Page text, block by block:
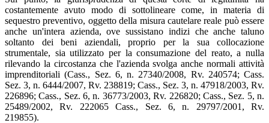
costantemente avuto modo di sottolineare come, in materia di
sequestro preventivo, oggetto della misura cautelare reale può essere
anche un'intera azienda, ove sussistano indizi che anche taluno
soltanto dei beni aziendali, proprio per la sua collocazione
strumentale, sia utilizzato per la consumazione del reato, a nulla
rilevando la circostanza che l'azienda svolga anche normali attività
imprenditoriali (Cass., Sez. 6, n. 27340/2008, Rv. 240574; Cass.
Sez. 3, n. 6444/2007, Rv. 238819; Cass., Sez. 3, n. 47918/2003, Rv.
226896; Cass., Sez. 6, n. 36773/2003, Rv. 226820; Cass., Sez. 5, n.
25489/2002, Rv. 222065 Cass., Sez. 6, n. 29797/2001, Rv.
219855).